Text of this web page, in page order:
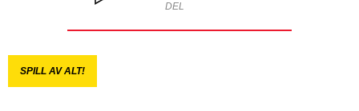
DEL
SPILL AV ALT!